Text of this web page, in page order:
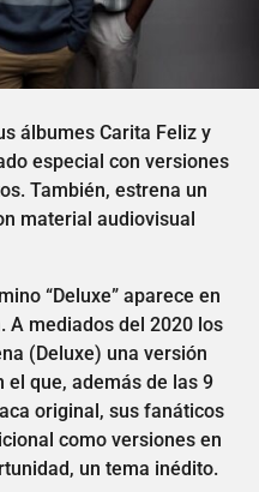
álbumes Carita Feliz y
especial con versiones
También, estrena un
material audiovisual
“Deluxe” aparece en
A mediados del 2020 los
(Deluxe) una versión
que, además de las 9
original, sus fanáticos
como versiones en
un tema inédito.